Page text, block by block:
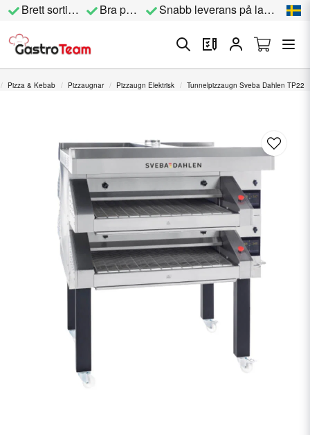
Brett sortiment Bra priser Snabb leverans på lagervara
Pizza & Kebab Pizzaugnar Pizzaugn Elektrisk Tunnelpizzaugn Sveba Dahlen TP22